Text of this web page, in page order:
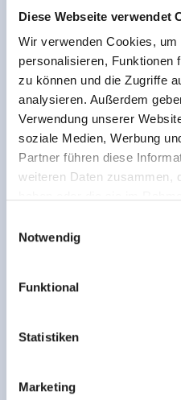
Diese Webseite verwendet
Wir verwenden Cookies,
personalisieren, Funktionen
zu können und die Zugriffe
analysieren. Außerdem
Verwendung unserer
soziale Medien, Werbung
Partner führen diese
weiteren Daten zusammen,
Rohr 23// A-6280 Zell am
www.zillertalarena.com
Notwendig
Funktional
Statistiken
Marketing
bronnen. TrustYou
beoordelingsresultaten.